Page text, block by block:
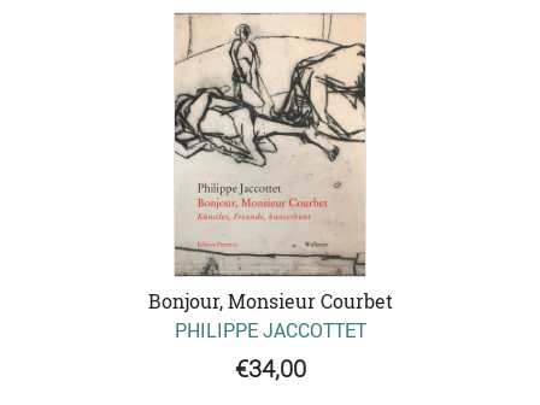
Bonjour, Monsieur Courbet
PHILIPPE JACCOTTET
€34,00